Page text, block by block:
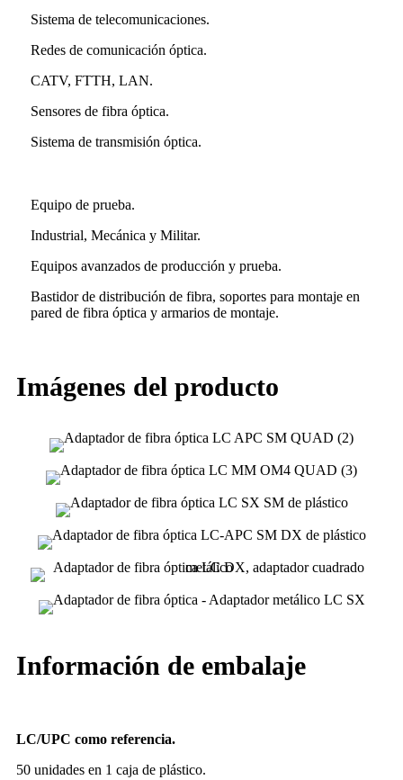
Sistema de telecomunicaciones.
Redes de comunicación óptica.
CATV, FTTH, LAN.
Sensores de fibra óptica.
Sistema de transmisión óptica.
Equipo de prueba.
Industrial, Mecánica y Militar.
Equipos avanzados de producción y prueba.
Bastidor de distribución de fibra, soportes para montaje en
pared de fibra óptica y armarios de montaje.
Imágenes del producto
Información de embalaje
LC/UPC como referencia.
50 unidades en 1 caja de plástico.